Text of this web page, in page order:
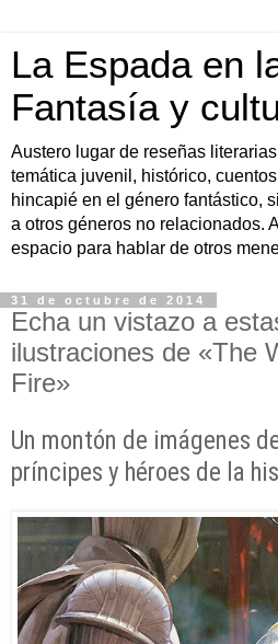
La Espada en
Fantasía y
Austero lugar de reseñas
temática juvenil, histórico,
hincapié en el género fantástico,
a otros géneros no relacionados.
espacio para hablar de otros
31 de octubre de 2014
Echa un vistazo a
ilustraciones de «The
Fire»
Un montón de imágenes
príncipes y héroes de la